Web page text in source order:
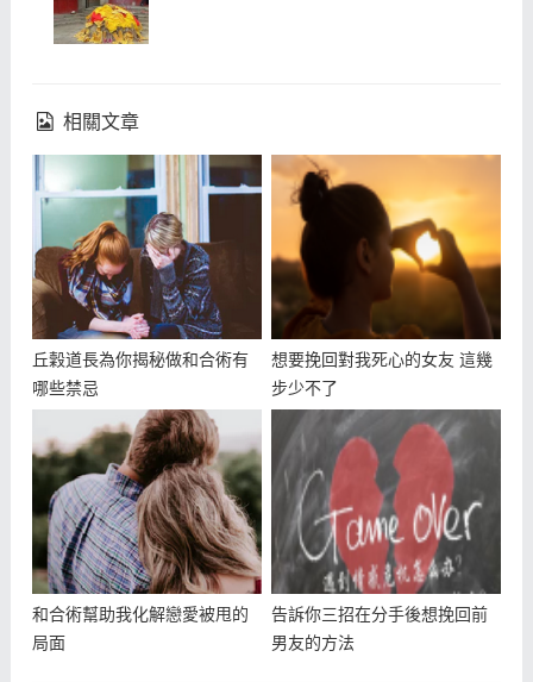
相關文章
丘穀道長為你揭秘做和合術有
哪些禁忌
想要挽回對我死心的女友 這幾
步少不了
和合術幫助我化解戀愛被甩的
局面
告訴你三招在分手後想挽回前
男友的方法